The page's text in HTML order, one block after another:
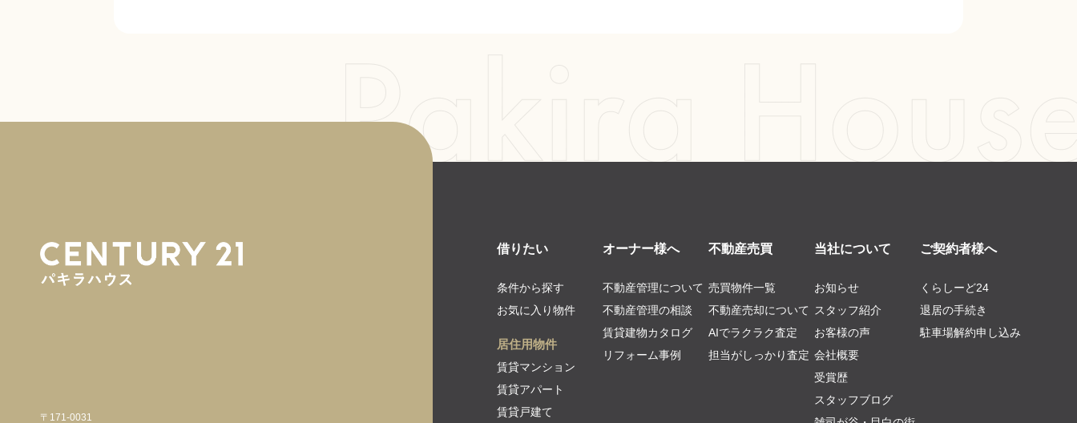
〒171-0031
借りたい
条件から探す
お気に入り物件
居住用物件
賃貸マンション
賃貸アパート
賃貸戸建て
オーナー様へ
不動産管理について
不動産管理の相談
賃貸建物カタログ
リフォーム事例
不動産売買
売買物件一覧
不動産売却について
AIでラクラク査定
担当がしっかり査定
当社について
お知らせ
スタッフ紹介
お客様の声
会社概要
受賞歴
スタッフブログ
ご契約者様へ
くらしーど24
退居の手続き
駐車場解約申し込み